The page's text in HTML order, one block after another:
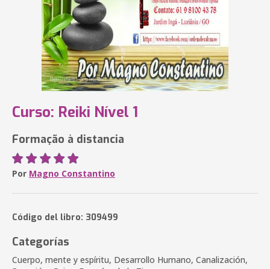
Curso: Reiki Nível 1
Formação à distancia
Por Magno Constantino
Código del libro: 309499
Categorías
Cuerpo, mente y espíritu, Desarrollo Humano, Canalización,